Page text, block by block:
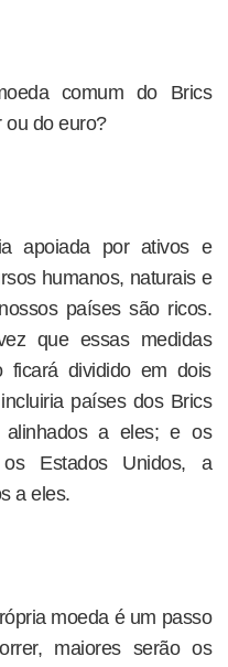
comum do Brics
ou do euro?
apoiada por ativos e
humanos, naturais e
países são ricos.
que essas medidas
ficará dividido em dois
países dos Brics
alinhados a eles; e os
os Estados Unidos, a
a eles.
moeda é um passo
maiores serão os